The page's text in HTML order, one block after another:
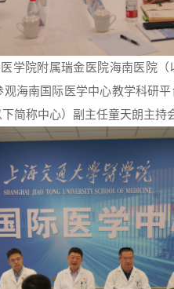
学院附属瑞金医院海南医院
海南国际医学中心教学科研
简称中心）副主任童天朗主持